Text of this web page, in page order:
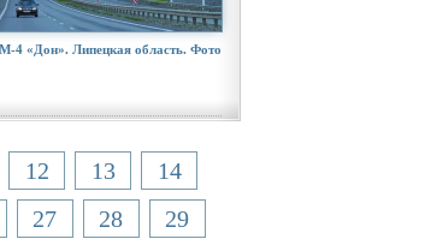
4 «Дон». Липецкая область. Фото
12 13
14
27 28
29